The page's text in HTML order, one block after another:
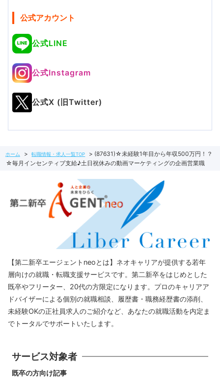
公式アカウント
公式LINE
公式Instagram
公式X (旧Twitter)
ホーム 転職情報・求人一覧TOP
(87631)☆未経験1年目から年収500万円！？
☆毎月インセンティブ支給♪土日祝休みの動画マーケティングの企画営業職
【第二新卒エージェントneoとは】ネオキャリアが提供する若年
層向けの就職・転職支援サービスです。第二新卒をはじめとした
既卒やフリーター、20代の方限定になります。プロのキャリアア
ドバイザーによる個別の就職相談、履歴書・職務経歴書の添削、
未経験OKの正社員求人のご紹介など、あなたの就職活動を内定ま
でトータルでサポートいたします。
サービス対象者
既卒の方向け記事